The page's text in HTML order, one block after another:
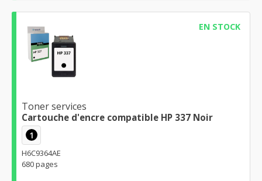
EN STOCK
Toner services
Cartouche d'encre compatible HP 337 Noir
1
H6C9364AE
680 pages